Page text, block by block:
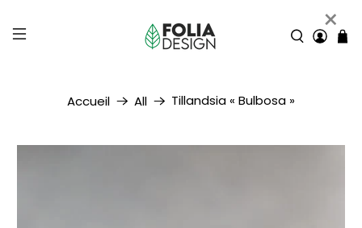
Accueil All Tillandsia « Bulbosa »
×